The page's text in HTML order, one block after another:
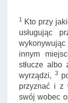
1 Kto przy
usługując
wykonywując
innym
stłucze albo
wyrządzi,3
przyznać i z
swój wobec